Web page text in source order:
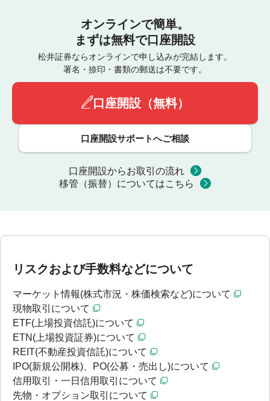
オンラインで簡単。
まずは無料で口座開設
松井証券ならオンラインで申し込みが完結します。
署名・捺印・書類の郵送は不要です。
口座開設（無料）
口座開設サポートへご相談
口座開設からお取引の流れ
移管（振替）についてはこちら
リスクおよび手数料などについて
マーケット情報(株式市況・株価検索など)について
現物取引について
ETF(上場投資信託)について
ETN(上場投資証券)について
REIT(不動産投資信託)について
IPO(新規公開株)、PO(公募・売出し)について
信用取引・一日信用取引について
先物・オプション取引について